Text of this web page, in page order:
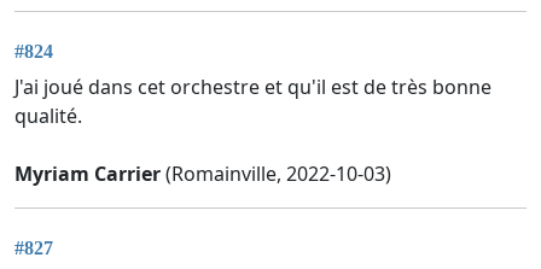
#824
J'ai joué dans cet orchestre et qu'il est de très bonne
qualité.
Myriam Carrier(Romainville, 2022-10-03)
#827